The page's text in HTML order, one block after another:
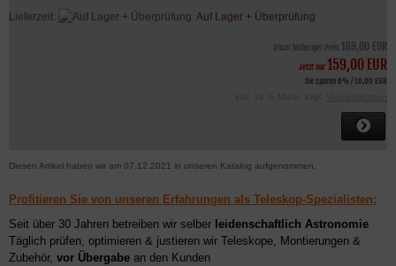
Lieferzeit: Auf Lager + Überprüfung
Unser bisheriger Preis 169,00 EUR
Jetzt nur159,00 EUR
Sie sparen 6% / 10,00 EUR
Diesen Artikel haben wir am 07.12.2021 in unseren Katalog aufgenommen.
Profitieren Sie von unseren Erfahrungen als Teleskop-Spezialisten:
Seit über 30 Jahren betreiben wir selber leidenschaftlich Astronomie
Täglich prüfen, optimieren & justieren wir Teleskope, Montierungen &
Zubehör, vor Übergabe an den Kunden